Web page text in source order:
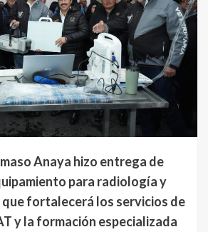
Anaya hizo entrega de
para radiología y
fortalecerá los servicios de
y la formación especializada